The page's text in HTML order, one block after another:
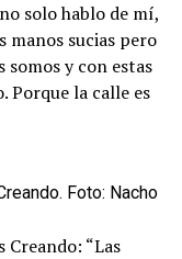
solo hablo de mí,
manos sucias pero
somos y con estas
Porque la calle es
Foto: Nacho
“Las